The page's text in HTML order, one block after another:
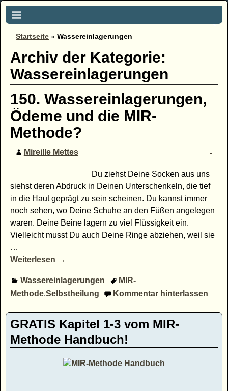
Startseite » Wassereinlagerungen
Archiv der Kategorie:
Wassereinlagerungen
150. Wassereinlagerungen,
Ödeme und die MIR-
Methode?
Mireille Mettes
Du ziehst Deine Socken aus uns
siehst deren Abdruck in Deinen Unterschenkeln, die tief
in die Haut geprägt zu sein scheinen. Du kannst immer
noch sehen, wo Deine Schuhe an den Füßen angelegen
waren. Deine Beine lagern zu viel Flüssigkeit ein.
Vielleicht musst Du auch Deine Ringe abziehen, weil sie
…
Weiterlesen →
Wassereinlagerungen
MIR-
Methode,Selbstheilung Kommentar hinterlassen
GRATIS Kapitel 1-3 vom MIR-
Methode Handbuch!